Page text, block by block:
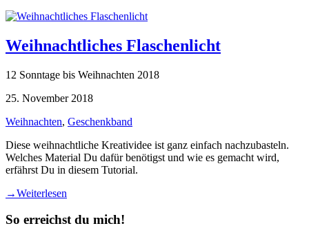
Weihnachtliches Flaschenlicht
12 Sonntage bis Weihnachten 2018
25. November 2018
Weihnachten, Geschenkband
Diese weihnachtliche Kreatividee ist ganz einfach nachzubasteln.
Welches Material Du dafür benötigst und wie es gemacht wird,
erfährst Du in diesem Tutorial.
→Weiterlesen
So erreichst du mich!